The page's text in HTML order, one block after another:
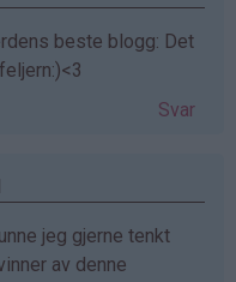
beste blogg: Det
Svar
jeg gjerne tenkt
av denne